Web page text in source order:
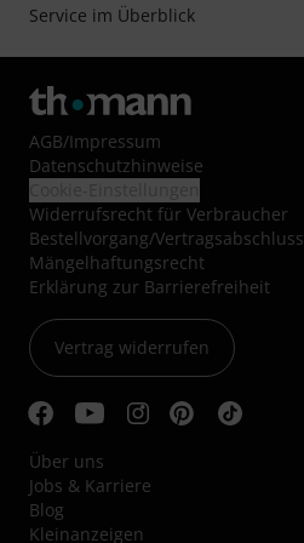
Service im Überblick
AGB/Impressum
Datenschutzhinweise
Widerrufsrecht für Verbraucher
Bestellvorgang/Vertragsabschluss
Mängelhaftungsrecht
Erklärung zur Barrierefreiheit
Vertrag widerrufen
Über uns
Jobs & Karriere
Blog
Kleinanzeigen